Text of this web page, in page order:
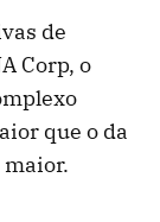
de
Corp, o
que o da